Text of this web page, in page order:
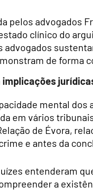
pelos advogados
clínico do
advogados
de forma
implicações
mental
em vários
de Évora,
e antes da
entenderam
a